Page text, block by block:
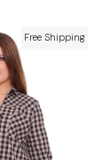
Free Shipping